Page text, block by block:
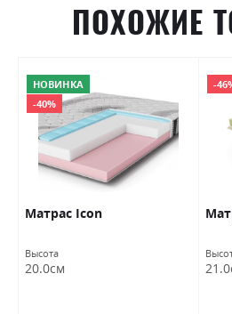
ПОХОЖИЕ
НОВИНКА
-40%
Матраc Icon
Высота
20.0см
-